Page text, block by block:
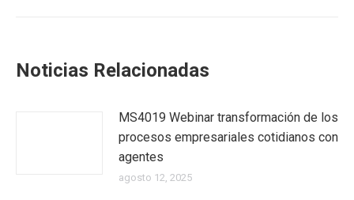
Noticias Relacionadas
MS4019 Webinar transformación de los
procesos empresariales cotidianos con
agentes
agosto 12, 2025